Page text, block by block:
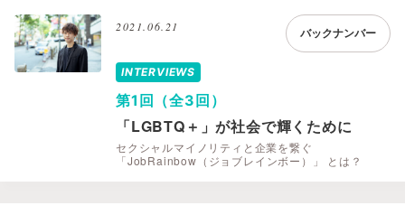
2021.06.21 バックナンバー
INTERVIEWS
第1回（全3回）
「LGBTQ＋」が社会で輝くために
セクシャルマイノリティと企業を繋ぐ
「JobRainbow（ジョブレインボー）」 とは？